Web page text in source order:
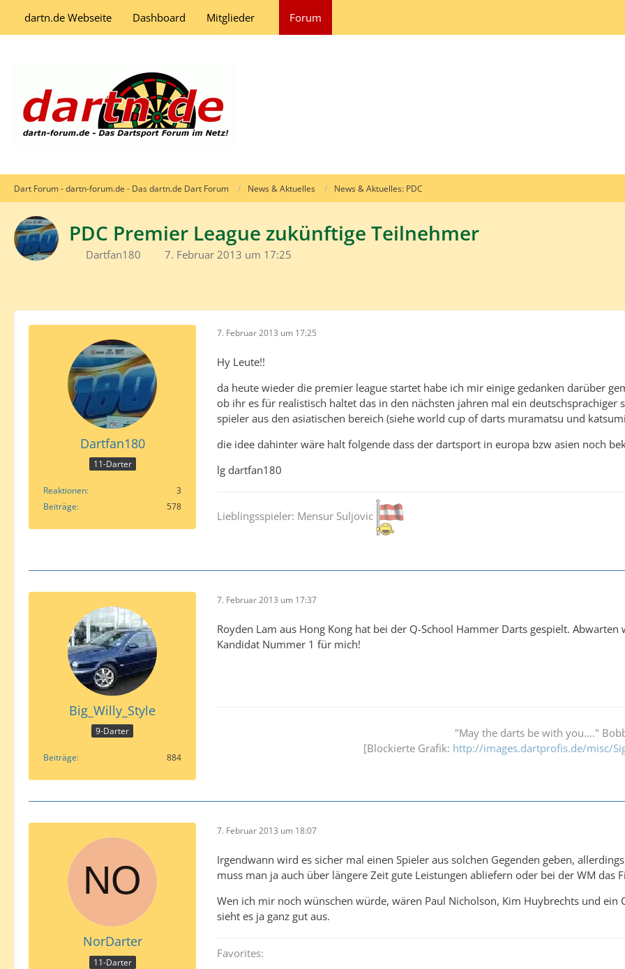
dartn.de Webseite Dashboard Mitglieder Forum
Dart Forum - dartn-forum.de - Das dartn.de Dart Forum News & Aktuelles News & Aktuelles: PDC
PDC Premier League zukünftige Teilnehmer
Dartfan180 7. Februar 2013 um 17:25
Dartfan180
11-Darter
Reaktionen
3
Beiträge
578
7. Februar 2013 um 17:25
Hy Leute!!
da heute wieder die premier league startet habe ich mir einige gedanken darüber
ob ihr es für realistisch haltet das in den nächsten jahren mal ein deutschsprachiger
spieler aus den asiatischen bereich (siehe world cup of darts muramatsu und
die idee dahinter wäre halt folgende dass der dartsport in europa bzw asien noch
lg dartfan180
Lieblingsspieler: Mensur Suljovic
Big_Willy_Style
9-Darter
Beiträge 884
7. Februar 2013 um 17:37
Royden Lam aus Hong Kong hat bei der Q-School Hammer Darts gespielt.
Kandidat Nummer 1 für mich!
"May the darts be with you...."
[Blockierte Grafik: http://images.dartprofis.de/misc/
NorDarter
11-Darter
7. Februar 2013 um 18:07
Irgendwann wird es sicher mal einen Spieler aus solchen Gegenden geben,
muss man ja auch über längere Zeit gute Leistungen abliefern oder bei der WM
Wen ich mir noch wünschen würde, wären Paul Nicholson, Kim Huybrechts und
sieht es ja ganz gut aus.
Favorites: